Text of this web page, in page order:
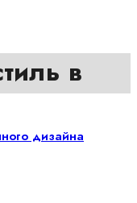
в
дизайна